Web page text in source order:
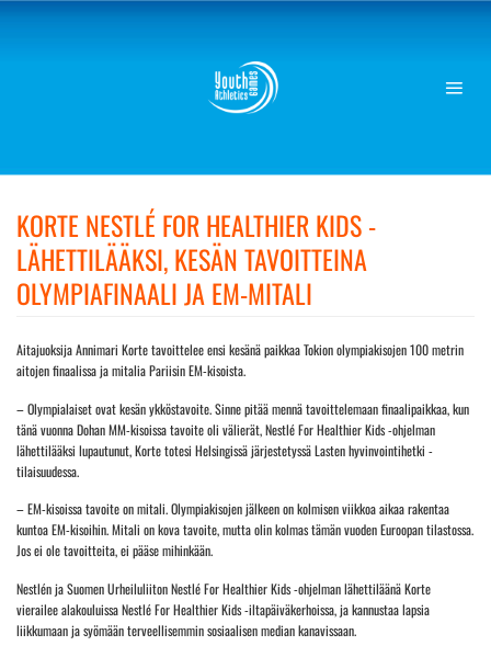
Skip
KORTE NESTLÉ FOR HEALTHIER KIDS -
LÄHETTILÄÄKSI, KESÄN TAVOITTEINA
OLYMPIAFINAALI JA EM-MITALI
Aitajuoksija Annimari Korte tavoittelee ensi kesänä paikkaa Tokion olympiakisojen 100 metrin
aitojen finaalissa ja mitalia Pariisin EM-kisoista.
– Olympialaiset ovat kesän ykköstavoite. Sinne pitää mennä tavoittelemaan finaalipaikkaa, kun
tänä vuonna Dohan MM-kisoissa tavoite oli välierät, Nestlé For Healthier Kids -ohjelman
lähettilääksi lupautunut, Korte totesi Helsingissä järjestetyssä Lasten hyvinvointihetki -
tilaisuudessa.
– EM-kisoissa tavoite on mitali. Olympiakisojen jälkeen on kolmisen viikkoa aikaa rakentaa
kuntoa EM-kisoihin. Mitali on kova tavoite, mutta olin kolmas tämän vuoden Euroopan tilastossa.
Jos ei ole tavoitteita, ei pääse mihinkään.
Nestlén ja Suomen Urheiluliiton Nestlé For Healthier Kids -ohjelman lähettiläänä Korte
vierailee alakouluissa Nestlé For Healthier Kids -iltapäiväkerhoissa, ja kannustaa lapsia
liikkumaan ja syömään terveellisemmin sosiaalisen median kanavissaan.